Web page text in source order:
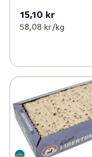
15,10 kr
58,08 kr /kg